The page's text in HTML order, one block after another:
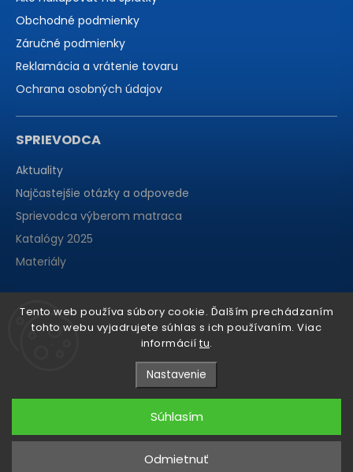
Tento web používa súbory cookie. Ďalším prechádzaním
tohto webu vyjadrujete súhlas s ich používaním. Viac
informácií tu.
Nastavenie
Odmietnuť
Súhlasím
Obchodné podmienky
Záručné podmienky
Reklamácia a vrátenie tovaru
Ochrana osobných údajov
SPRIEVODCA
Aktuality
Najčastejšie otázky a odpovede
Sprievodca výberom matraca
Katalógy 2025
Materiály
Copyright 2026matraCentrum. Všetky práva vyhradené.
Grafický návrh vytvořil a nakódoval